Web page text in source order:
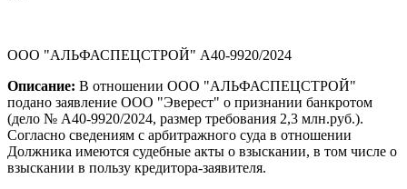
ООО "АЛЬФАСПЕЦСТРОЙ" А40-9920/2024
Описание: В отношении ООО "АЛЬФАСПЕЦСТРОЙ"
подано заявление ООО "Эверест" о признании банкротом
(дело № А40-9920/2024, размер требования 2,3 млн.руб.).
Согласно сведениям с арбитражного суда в отношении
Должника имеются судебные акты о взыскании, в том числе о
взыскании в пользу кредитора-заявителя.